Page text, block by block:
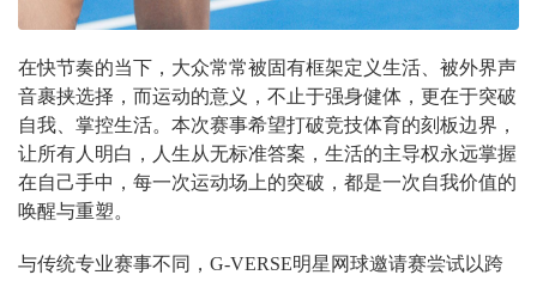
在快节奏的当下，大众常常被固有框架定义生活、被外界声
音裹挟选择，而运动的意义，不止于强身健体，更在于突破
自我、掌控生活。本次赛事希望打破竞技体育的刻板边界，
让所有人明白，人生从无标准答案，生活的主导权永远掌握
在自己手中，每一次运动场上的突破，都是一次自我价值的
唤醒与重塑。
与传统专业赛事不同，G-VERSE明星网球邀请赛尝试以跨